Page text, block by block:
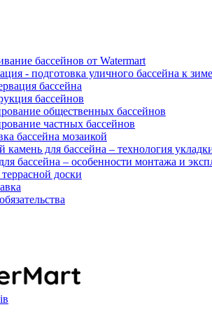
бассейнов от Watermart
- подготовка уличного бассейна к зиме
бассейна
бассейнов
общественных бассейнов
частных бассейнов
бассейна мозаикой
камень для бассейна – технология
бассейна – особенности монтажа и
доски